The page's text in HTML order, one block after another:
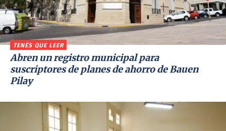
TENÉS QUE LEER
Abren un registro municipal para
suscriptores de planes de ahorro de Bauen
Pilay